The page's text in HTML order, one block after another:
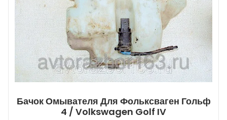
Бачок Омывателя Для Фольксваген Гольф
4 / Volkswagen Golf IV